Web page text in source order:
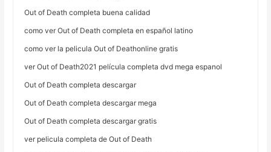
Out of Death completa buena calidad
como ver Out of Death completa en español latino
como ver la pelicula Out of Deathonline gratis
ver Out of Death2021 película completa dvd mega espanol
Out of Death completa descargar
Out of Death completa descargar mega
Out of Death completa descargar gratis
ver pelicula completa de Out of Death